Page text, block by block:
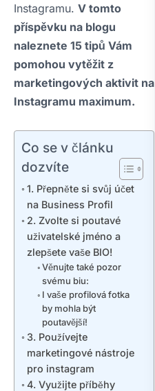
Instagramu. V tomto
příspěvku na blogu
naleznete 15 tipů Vám
pomohou vytěžit z
marketingových aktivit na
Instagramu maximum.
Co se v článku
dozvíte
1. Přepněte si svůj účet
na Business Profil
2. Zvolte si poutavé
uživatelské jméno a
zlepšete vaše BIO!
Věnujte také pozor
svému biu:
I vaše profilová fotka
by mohla být
poutavější!
3. Používejte
marketingové nástroje
pro instagram
4. Využijte příběhy